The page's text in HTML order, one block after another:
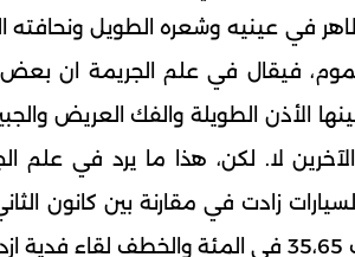
في عينيه وشعره الطويل
فيقال في علم الجريمة ان
الأذن الطويلة والفك العريض
لا. لكن، هذا ما يرد في علم